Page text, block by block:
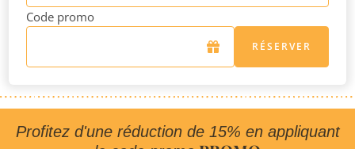
Code promo
RÉSERVER
Profitez d'une réduction de 15% en appliquant